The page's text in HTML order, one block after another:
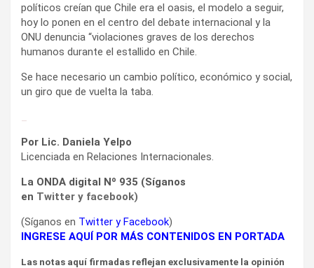
políticos creían que Chile era el oasis, el modelo a seguir,
hoy lo ponen en el centro del debate internacional y la
ONU denuncia “violaciones graves de los derechos
humanos durante el estallido en Chile.
Se hace necesario un cambio político, económico y social,
un giro que de vuelta la taba.
Por Lic. Daniela Yelpo
Licenciada en Relaciones Internacionales.
La ONDA digital Nº 935 (Síganos
en Twitter y facebook)
(Síganos en Twitter yFacebook)
INGRESE AQUÍ POR MÁS CONTENIDOS EN PORTADA
Las notas aquí firmadas reflejan exclusivamente la opinión